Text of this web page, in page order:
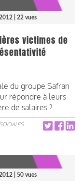
| 22 vues
victimes de
du groupe Safran
répondre à leurs
de salaires ?
| 50 vues